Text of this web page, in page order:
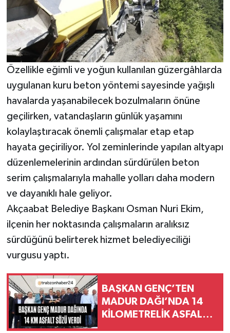
Özellikle eğimli ve yoğun kullanılan güzergâhlarda
uygulanan kuru beton yöntemi sayesinde yağışlı
havalarda yaşanabilecek bozulmaların önüne
geçilirken, vatandaşların günlük yaşamını
kolaylaştıracak önemli çalışmalar etap etap
hayata geçiriliyor. Yol zeminlerinde yapılan altyapı
düzenlemelerinin ardından sürdürülen beton
serim çalışmalarıyla mahalle yolları daha modern
ve dayanıklı hale geliyor.
Akçaabat Belediye Başkanı Osman Nuri Ekim,
ilçenin her noktasında çalışmaların aralıksız
sürdüğünü belirterek hizmet belediyeciliği
vurgusu yaptı.
BAŞKAN GENÇ’TEN
MADUR DAĞI’NDA 14
KİLOMETRELİK ASFALT